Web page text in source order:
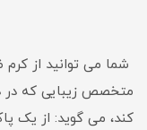
شما می توانید از
متخصص زیبایی که در
کند، می گوید: از یک